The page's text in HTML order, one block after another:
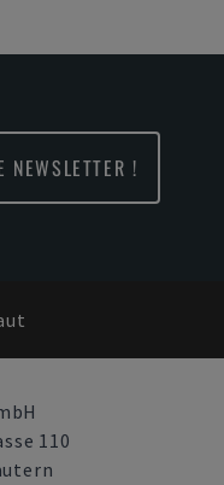
NEWSLETTER !
110